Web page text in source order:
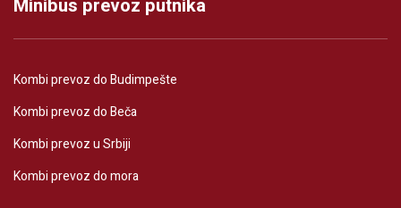
Minibus prevoz putnika
Kombi prevoz do Budimpešte
Kombi prevoz do Beča
Kombi prevoz u Srbiji
Kombi prevoz do mora